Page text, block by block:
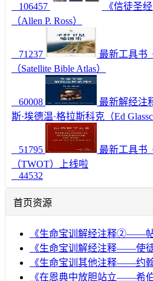
106457
《信徒圣
（Allen P. Ross）
71237
最新工具书
（Satellite Bible Atlas）
60008
最新解经注
斯·埃德温·格拉斯科克（Ed
51795
最新工具书
（TWOT）上线啦
44532
首页资源
《生命宝训解经注释②——
《生命宝训解经注释——使
《生命宝训其他注释——约翰
《在恩典中放胆站立——希